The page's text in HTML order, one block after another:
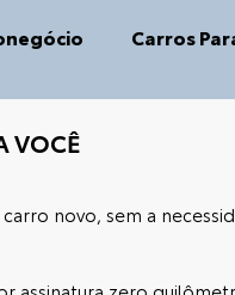
Carros
VOCÊ
novo, sem a